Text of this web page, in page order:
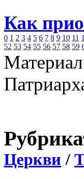
Как
0 1 2 3 4 5 6 7 8 9 10 11
52 53 54 55 56 57 58 59
Церкви /